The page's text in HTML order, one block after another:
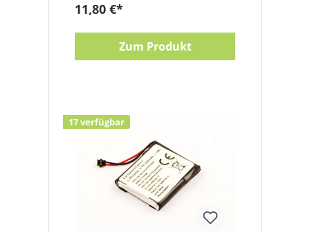
11,80 €*
Zum Produkt
17 verfügbar